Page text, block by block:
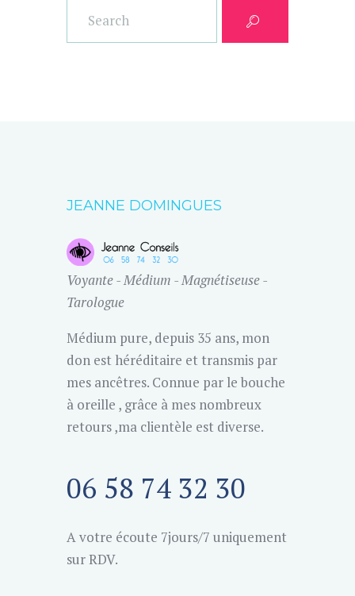
JEANNE DOMINGUES
Voyante - Médium - Magnétiseuse -
Tarologue
Médium pure, depuis 35 ans, mon
don est héréditaire et transmis par
mes ancêtres. Connue par le bouche
à oreille , grâce à mes nombreux
retours ,ma clientèle est diverse.
06 58 74 32 30
A votre écoute 7jours/7 uniquement
sur RDV.